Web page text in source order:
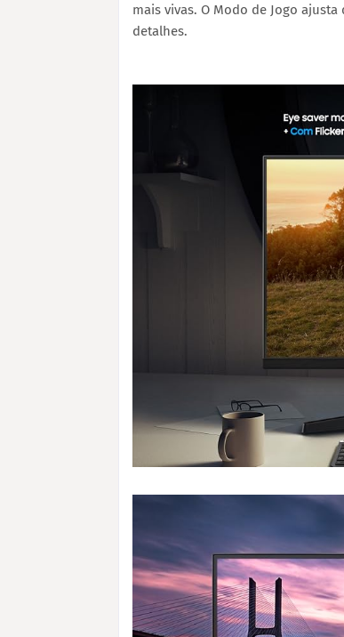
mais vivas. O Modo de Jogo
detalhes.